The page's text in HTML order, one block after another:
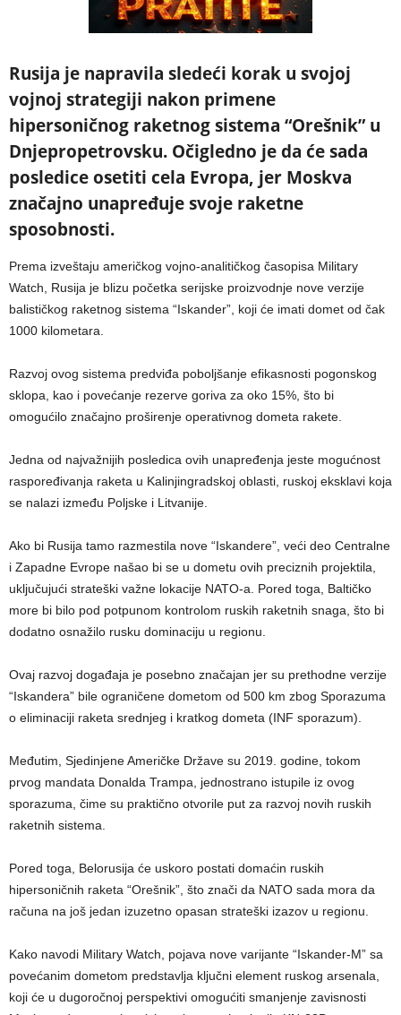
Rusija je napravila sledeći korak u svojoj
vojnoj strategiji nakon primene
hipersoničnog raketnog sistema “Orešnik” u
Dnjepropetrovsku. Očigledno je da će sada
posledice osetiti cela Evropa, jer Moskva
značajno unapređuje svoje raketne
sposobnosti.
Prema izveštaju američkog vojno-analitičkog časopisa Military
Watch, Rusija je blizu početka serijske proizvodnje nove verzije
balističkog raketnog sistema “Iskander”, koji će imati domet od čak
1000 kilometara.
Razvoj ovog sistema predviđa poboljšanje efikasnosti pogonskog
sklopa, kao i povećanje rezerve goriva za oko 15%, što bi
omogućilo značajno proširenje operativnog dometa rakete.
Jedna od najvažnijih posledica ovih unapređenja jeste mogućnost
raspoređivanja raketa u Kalinjingradskoj oblasti, ruskoj eksklavi koja
se nalazi između Poljske i Litvanije.
Ako bi Rusija tamo razmestila nove “Iskandere”, veći deo Centralne
i Zapadne Evrope našao bi se u dometu ovih preciznih projektila,
uključujući strateški važne lokacije NATO-a. Pored toga, Baltičko
more bi bilo pod potpunom kontrolom ruskih raketnih snaga, što bi
dodatno osnažilo rusku dominaciju u regionu.
Ovaj razvoj događaja je posebno značajan jer su prethodne verzije
“Iskandera” bile ograničene dometom od 500 km zbog Sporazuma
o eliminaciji raketa srednjeg i kratkog dometa (INF sporazum).
Međutim, Sjedinjene Američke Države su 2019. godine, tokom
prvog mandata Donalda Trampa, jednostrano istupile iz ovog
sporazuma, čime su praktično otvorile put za razvoj novih ruskih
raketnih sistema.
Pored toga, Belorusija će uskoro postati domaćin ruskih
hipersoničnih raketa “Orešnik”, što znači da NATO sada mora da
računa na još jedan izuzetno opasan strateški izazov u regionu.
Kako navodi Military Watch, pojava nove varijante “Iskander-M” sa
povećanim dometom predstavlja ključni element ruskog arsenala,
koji će u dugoročnoj perspektivi omogućiti smanjenje zavisnosti